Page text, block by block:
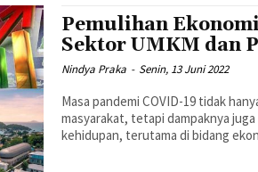
Pemulihan
Sektor UMKM dan
Nindya Praka - Senin, 13 Juni 2022
Masa pandemi COVID-19 tidak
masyarakat, tetapi dampaknya